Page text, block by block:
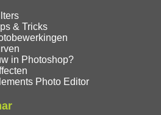
& Tricks
in Photoshop?
Photo Editor